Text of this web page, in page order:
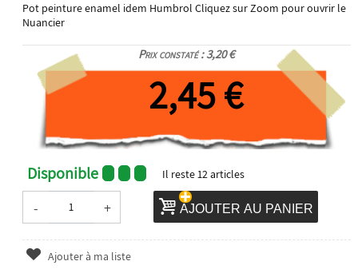
Pot peinture enamel idem Humbrol Cliquez sur Zoom pour ouvrir le
Nuancier
Prix constaté : 3,20 €
2,45 €
Disponible Il reste12articles
- + AJOUTER AU PANIER
Ajouter à ma liste